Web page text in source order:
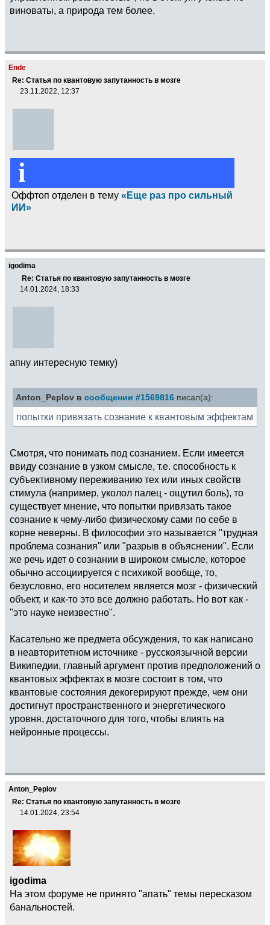
виноваты, а природа тем более.
Ende
Re: Статья по квантовую запутанность в мозге
23.11.2022, 12:37
i
Оффтоп отделен в тему «Еще раз про сильный
ИИ»
igodima
Re: Статья по квантовую запутанность в мозге
14.01.2024, 18:33
апну интересную темку)
Anton_Peplov в сообщении #1569816 писал(а):
попытки привязать сознание к квантовым эффектам
Смотря, что понимать под сознанием. Если имеется
ввиду сознание в узком смысле, т.е. способность к
субъективному переживанию тех или иных свойств
стимула (например, уколол палец - ощутил боль), то
существует мнение, что попытки привязать такое
сознание к чему-либо физическому сами по себе в
корне неверны. В философии это называется "трудная
проблема сознания" или "разрыв в объяснении". Если
же речь идет о сознании в широком смысле, которое
обычно ассоциируется с психикой вообще, то,
безусловно, его носителем является мозг - физический
объект, и как-то это все должно работать. Но вот как -
"это науке неизвестно".
Касательно же предмета обсуждения, то как написано
в неавторитетном источнике - русскоязычной версии
Википедии, главный аргумент против предположений о
квантовых эффектах в мозге состоит в том, что
квантовые состояния декогерируют прежде, чем они
достигнут пространственного и энергетического
уровня, достаточного для того, чтобы влиять на
нейронные процессы.
Anton_Peplov
Re: Статья по квантовую запутанность в мозге
14.01.2024, 23:54
igodima
На этом форуме не принято "апать" темы пересказом
банальностей.